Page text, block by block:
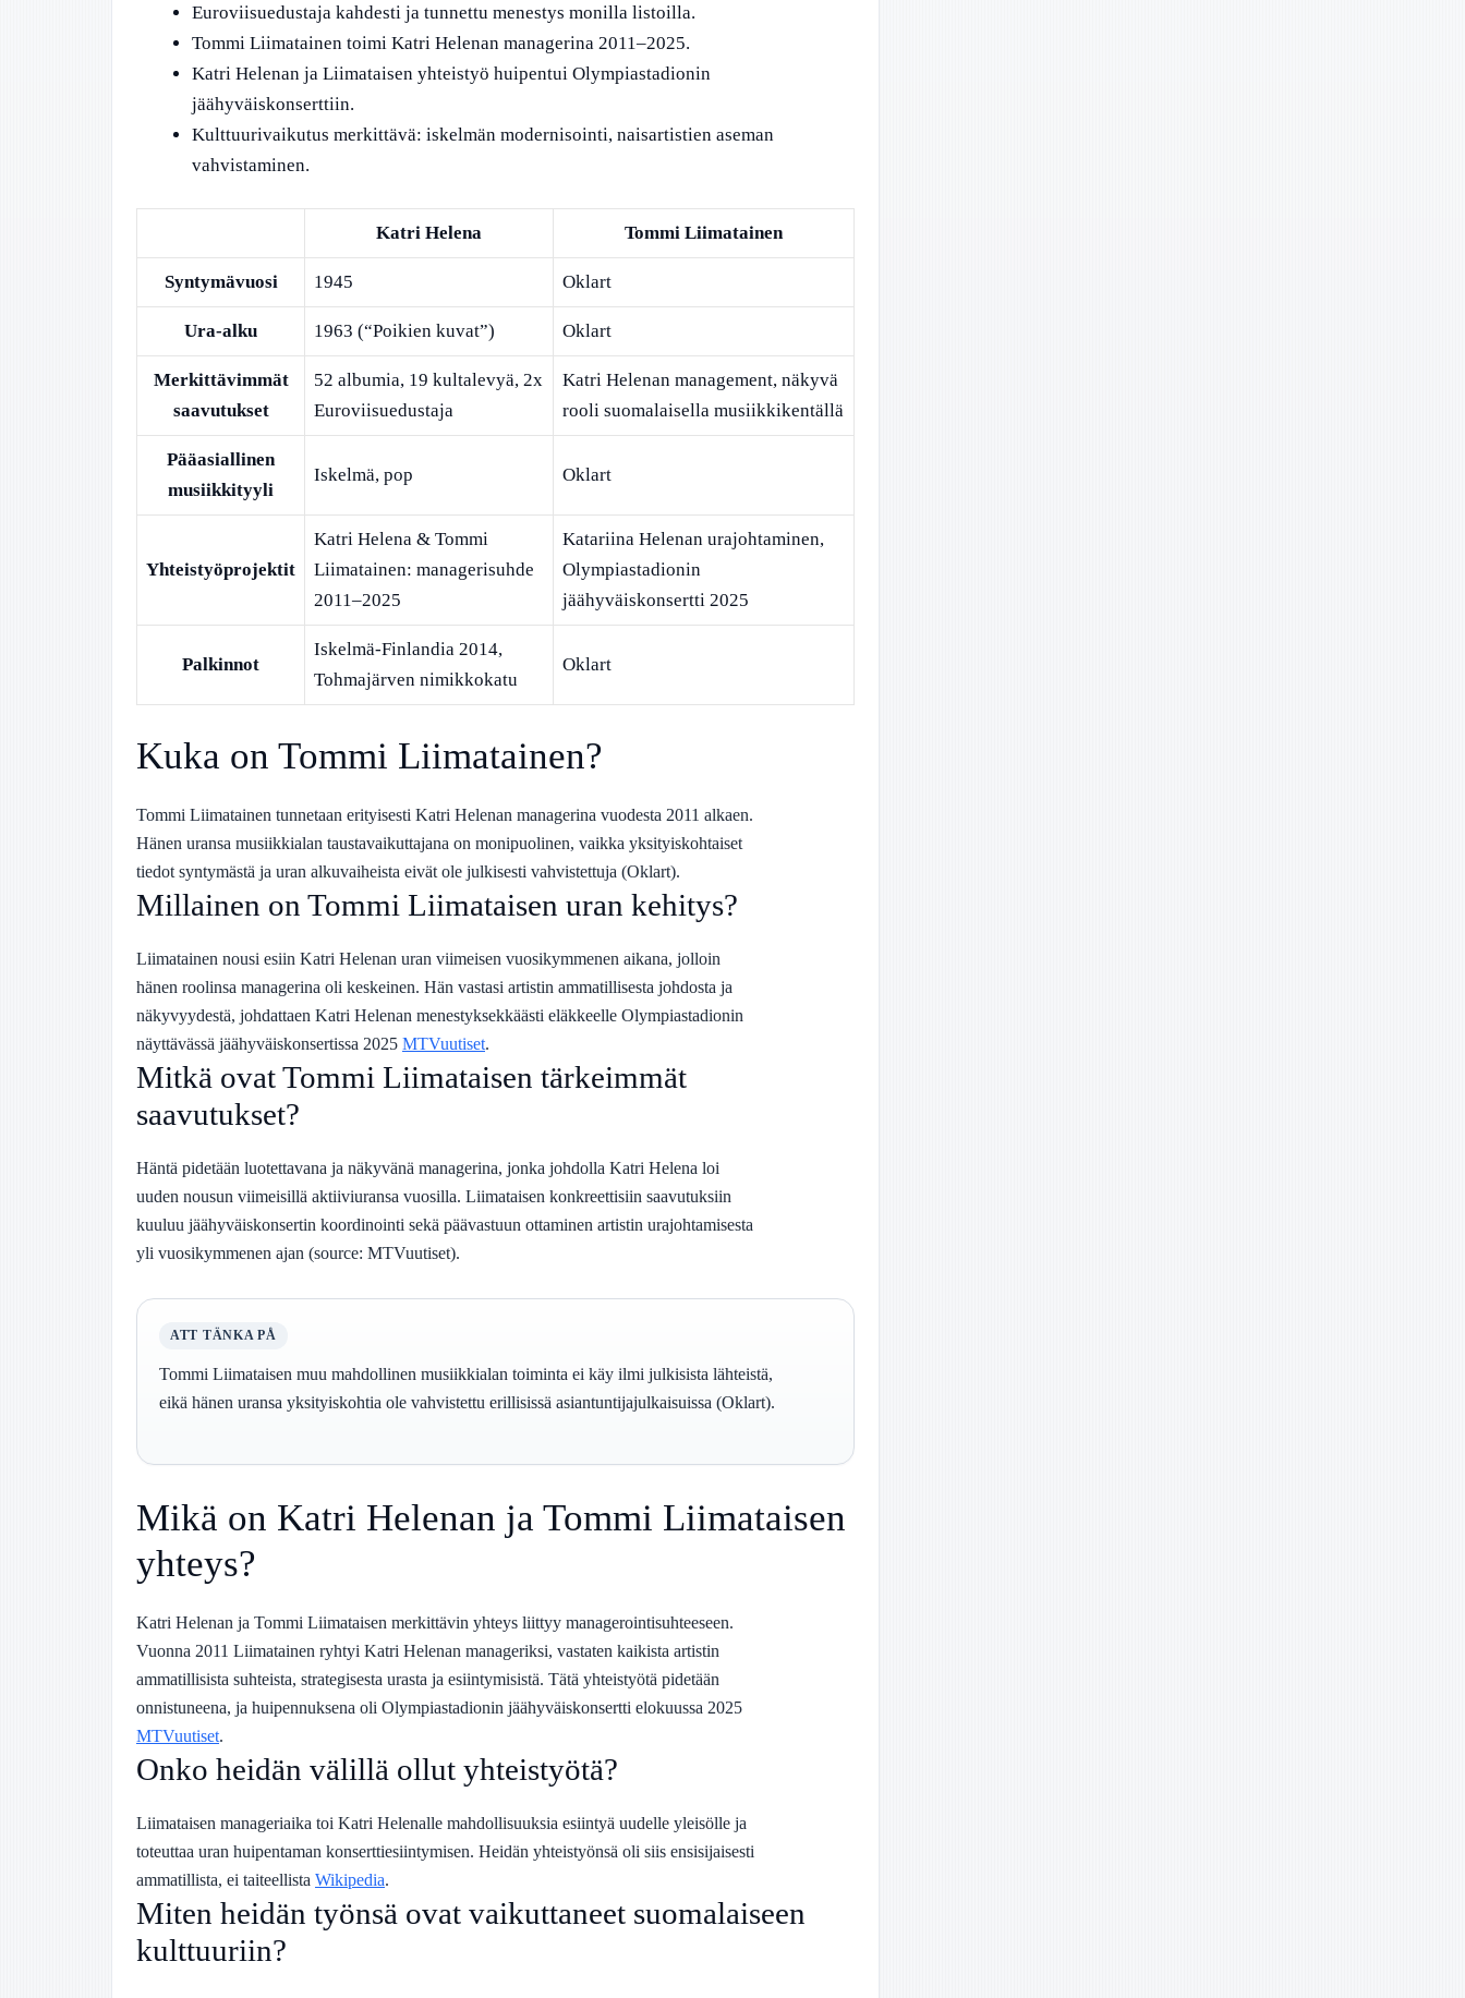
Euroviisuedustaja kahdesti ja tunnettu menestys monilla listoilla.
Tommi Liimatainen toimi Katri Helenan managerina 2011–2025.
Katri Helenan ja Liimataisen yhteistyö huipentui Olympiastadionin
jäähyväiskonserttiin.
Kulttuurivaikutus merkittävä: iskelmän modernisointi, naisartistien aseman
vahvistaminen.
Katri Helena Tommi Liimatainen
Syntymävuosi 1945 Oklart
Ura-alku 1963 (“Poikien kuvat”) Oklart
Merkittävimmät
saavutukset
52 albumia, 19 kultalevyä, 2x
Euroviisuedustaja
Katri Helenan management, näkyvä
rooli suomalaisella musiikkikentällä
Pääasiallinen
musiikkityyli
Iskelmä, pop Oklart
Yhteistyöprojektit
Katri Helena & Tommi
Liimatainen: managerisuhde
2011–2025
Katariina Helenan urajohtaminen,
Olympiastadionin
jäähyväiskonsertti 2025
Palkinnot
Iskelmä-Finlandia 2014,
Tohmajärven nimikkokatu
Oklart
Kuka on Tommi Liimatainen?
Tommi Liimatainen tunnetaan erityisesti Katri Helenan managerina vuodesta 2011 alkaen.
Hänen uransa musiikkialan taustavaikuttajana on monipuolinen, vaikka yksityiskohtaiset
tiedot syntymästä ja uran alkuvaiheista eivät ole julkisesti vahvistettuja (Oklart).
Millainen on Tommi Liimataisen uran kehitys?
Liimatainen nousi esiin Katri Helenan uran viimeisen vuosikymmenen aikana, jolloin
hänen roolinsa managerina oli keskeinen. Hän vastasi artistin ammatillisesta johdosta ja
näkyvyydestä, johdattaen Katri Helenan menestyksekkäästi eläkkeelle Olympiastadionin
näyttävässä jäähyväiskonsertissa 2025 MTVuutiset.
Mitkä ovat Tommi Liimataisen tärkeimmät
saavutukset?
Häntä pidetään luotettavana ja näkyvänä managerina, jonka johdolla Katri Helena loi
uuden nousun viimeisillä aktiiviuransa vuosilla. Liimataisen konkreettisiin saavutuksiin
kuuluu jäähyväiskonsertin koordinointi sekä päävastuun ottaminen artistin urajohtamisesta
yli vuosikymmenen ajan (source: MTVuutiset).
ATT TÄNKA PÅ
Tommi Liimataisen muu mahdollinen musiikkialan toiminta ei käy ilmi julkisista lähteistä,
eikä hänen uransa yksityiskohtia ole vahvistettu erillisissä asiantuntijajulkaisuissa (Oklart).
Mikä on Katri Helenan ja Tommi Liimataisen
yhteys?
Katri Helenan ja Tommi Liimataisen merkittävin yhteys liittyy managerointisuhteeseen.
Vuonna 2011 Liimatainen ryhtyi Katri Helenan manageriksi, vastaten kaikista artistin
ammatillisista suhteista, strategisesta urasta ja esiintymisistä. Tätä yhteistyötä pidetään
onnistuneena, ja huipennuksena oli Olympiastadionin jäähyväiskonsertti elokuussa 2025
MTVuutiset.
Onko heidän välillä ollut yhteistyötä?
Liimataisen manageriaika toi Katri Helenalle mahdollisuuksia esiintyä uudelle yleisölle ja
toteuttaa uran huipentaman konserttiesiintymisen. Heidän yhteistyönsä oli siis ensisijaisesti
ammatillista, ei taiteellista Wikipedia.
Miten heidän työnsä ovat vaikuttaneet suomalaiseen
kulttuuriin?